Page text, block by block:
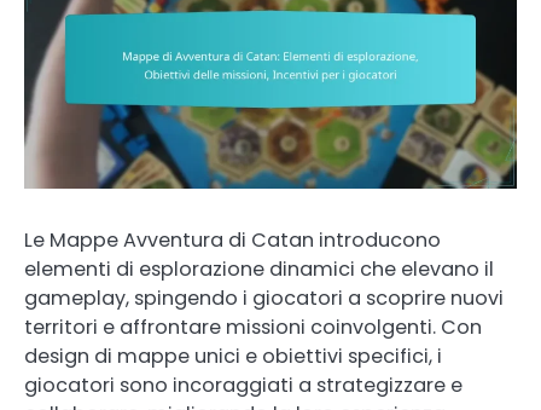
Le Mappe Avventura di Catan introducono
elementi di esplorazione dinamici che elevano il
gameplay, spingendo i giocatori a scoprire nuovi
territori e affrontare missioni coinvolgenti. Con
design di mappe unici e obiettivi specifici, i
giocatori sono incoraggiati a strategizzare e